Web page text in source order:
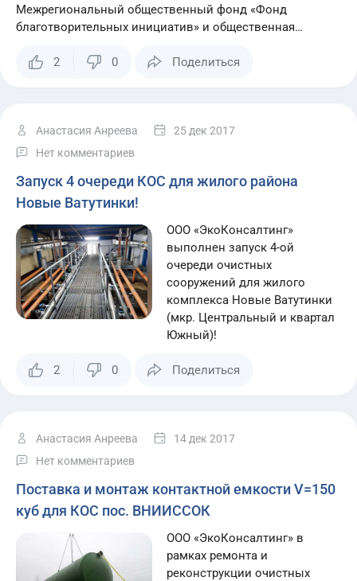
Межрегиональный общественный фонд «Фонд
благотворительных инициатив» и общественная…
2 0 Поделиться
Анастасия Анреева
25 дек 2017
Нет комментариев
Запуск 4 очереди КОС для жилого района
Новые Ватутинки!
ООО «ЭкоКонсалтинг»
выполнен запуск 4-ой
очереди очистных
сооружений для жилого
комплекса Новые Ватутинки
(мкр. Центральный и квартал
Южный)!
2 0 Поделиться
Анастасия Анреева
14 дек 2017
Нет комментариев
Поставка и монтаж контактной емкости V=150
куб для КОС пос. ВНИИССОК
ООО «ЭкоКонсалтинг» в
рамках ремонта и
реконструкции очистных